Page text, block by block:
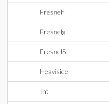
Fresnelf
Fresnelg
FresnelS
Heaviside
Int